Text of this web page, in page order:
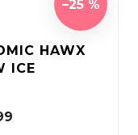
–25 %
HAWX
ICE